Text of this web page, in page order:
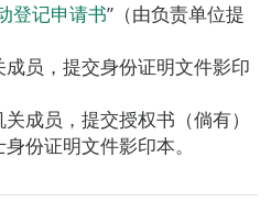
登记申请书”（由负责单位提
员，提交身份证明文件影印
成员，提交授权书（倘有）
份证明文件影印本。